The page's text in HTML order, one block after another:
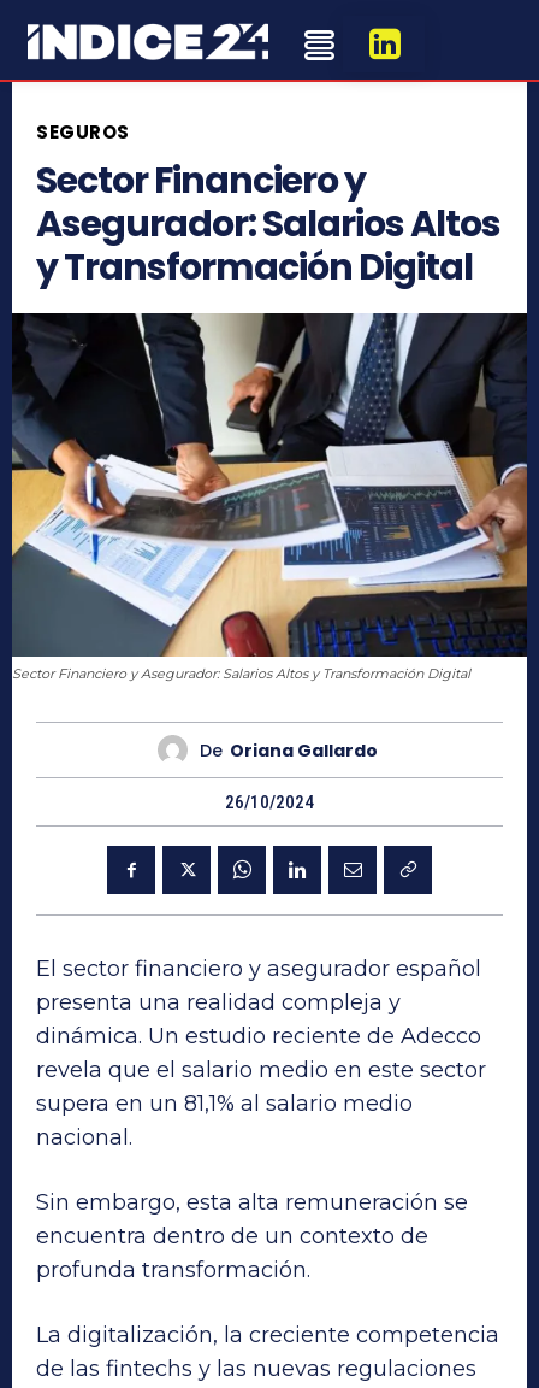
SEGUROS
Sector Financiero y
Asegurador: Salarios Altos
y Transformación Digital
Sector Financiero y Asegurador: Salarios Altos y Transformación Digital
De Oriana Gallardo
26/10/2024
El sector financiero y asegurador español
presenta una realidad compleja y
dinámica. Un estudio reciente de Adecco
revela que el salario medio en este sector
supera en un 81,1% al salario medio
nacional.
Sin embargo, esta alta remuneración se
encuentra dentro de un contexto de
profunda transformación.
La digitalización, la creciente competencia
de las fintechs y las nuevas regulaciones